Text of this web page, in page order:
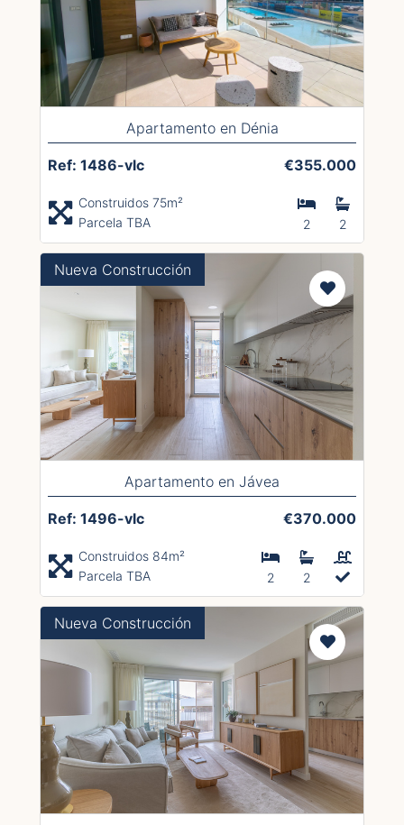
Apartamento en Dénia
Ref: 1486-vlc €355.000
Construidos 75m²
Parcela TBA
2 2
Nueva Construcción
Apartamento en Jávea
Ref: 1496-vlc €370.000
Construidos 84m²
Parcela TBA
2 2
Nueva Construcción